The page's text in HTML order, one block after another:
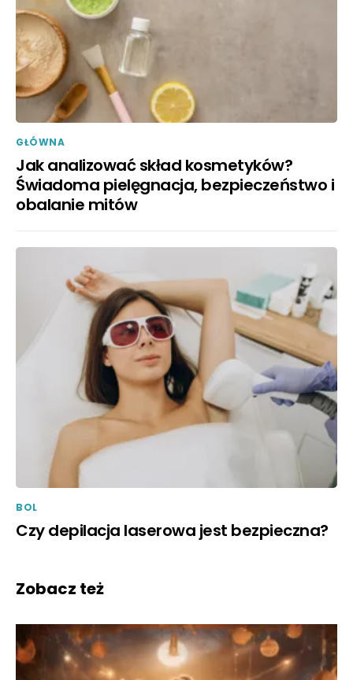
GŁÓWNA
Jak analizować skład kosmetyków?
Świadoma pielęgnacja, bezpieczeństwo i
obalanie mitów
BOL
Czy depilacja laserowa jest bezpieczna?
Zobacz też